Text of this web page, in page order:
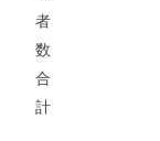
者
数
合
計